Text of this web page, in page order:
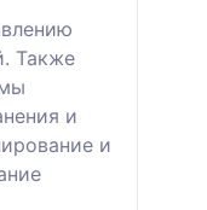
Также
и
и